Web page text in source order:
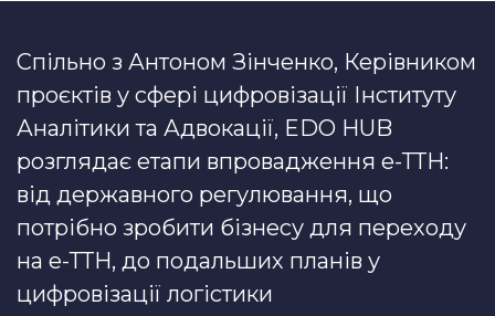
Cпільно з Антоном Зінченко, Керівником
проєктів у сфері цифровізації Інституту
Аналітики та Адвокації, EDO HUB
розглядає етапи впровадження е-ТТН:
від державного регулювання, що
потрібно зробити бізнесу для переходу
на е-ТТН, до подальших планів у
цифровізації логістики